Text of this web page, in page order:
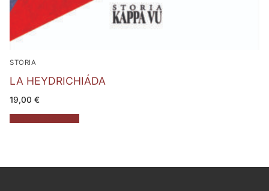
STORIA
LA HEYDRICHIÁDA
19,00 €